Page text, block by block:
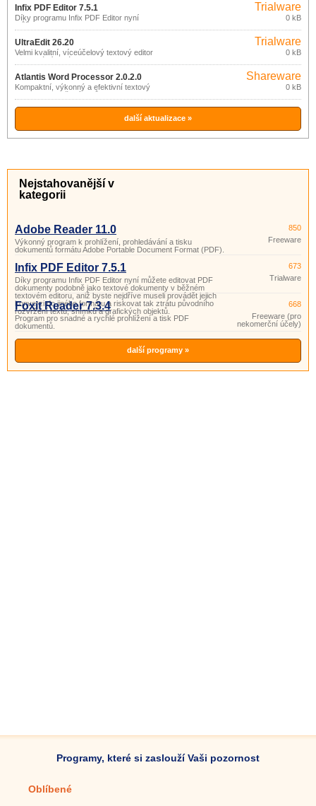
Infix PDF Editor 7.5.1
Díky programu Infix PDF Editor nyní
můžete editovat PDF dokumenty
podobně jako textové dokumenty v
běžném textovém editoru, aniž byste
nejdříve museli provádět jejich konverzi
do jiného formátu a riskovat tak ztrátu
původního rozvržení textu, snímků a
grafických objektů.
Trialware
0 kB
UltraEdit 26.20
Velmi kvalitní, víceúčelový textový editor
s minimálními nároky na RAM.
Trialware
0 kB
Atlantis Word Processor 2.0.2.0
Kompaktní, výkonný a efektivní textový
procesor, navržený s důrazem na
jednoduché používání, flexibilitu
uživatelského prostředí a bezpečnost.
Shareware
0 kB
další aktualizace »
Nejstahovanější v
kategorii
Adobe Reader 11.0
Výkonný program k prohlížení, prohledávání a tisku
dokumentů formátu Adobe Portable Document Format (PDF).
850
Freeware
Infix PDF Editor 7.5.1
Díky programu Infix PDF Editor nyní můžete editovat PDF
dokumenty podobně jako textové dokumenty v běžném
textovém editoru, aniž byste nejdříve museli provádět jejich
konverzi do jiného formátu a riskovat tak ztrátu původního
rozvržení textu, snímků a grafických objektů.
673
Trialware
Foxit Reader 7.3.4
Program pro snadné a rychlé prohlížení a tisk PDF
dokumentů.
668
Freeware (pro
nekomerční účely)
další programy »
Programy, které si zaslouží Vaši pozornost
Oblíbené